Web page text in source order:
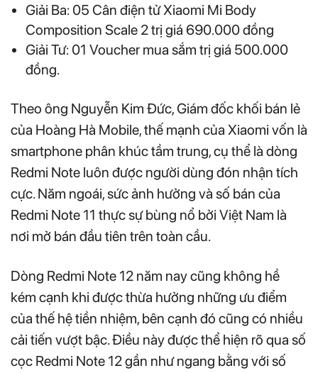
Giải Ba: 05 Cân điện tử Xiaomi Mi Body
Composition Scale 2 trị giá 690.000 đồng
Giải Tư: 01 Voucher mua sắm trị giá 500.000
đồng.
Theo ông Nguyễn Kim Đức, Giám đốc khối bán lẻ
của Hoàng Hà Mobile, thế mạnh của Xiaomi vốn là
smartphone phân khúc tầm trung, cụ thể là dòng
Redmi Note luôn được người dùng đón nhận tích
cực. Năm ngoái, sức ảnh hưởng và số bán của
Redmi Note 11 thực sự bùng nổ bởi Việt Nam là
nơi mở bán đầu tiên trên toàn cầu.
Dòng Redmi Note 12 năm nay cũng không hề
kém cạnh khi được thừa hưởng những ưu điểm
của thế hệ tiền nhiệm, bên cạnh đó cũng có nhiều
cải tiến vượt bậc. Điều này được thể hiện rõ qua số
cọc Redmi Note 12 gần như ngang bằng với số